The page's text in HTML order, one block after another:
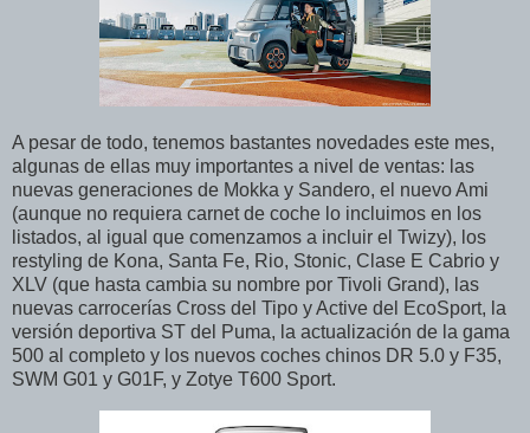
A pesar de todo, tenemos bastantes novedades este mes,
algunas de ellas muy importantes a nivel de ventas: las
nuevas generaciones de Mokka y Sandero, el nuevo Ami
(aunque no requiera carnet de coche lo incluimos en los
listados, al igual que comenzamos a incluir el Twizy), los
restyling de Kona, Santa Fe, Rio, Stonic, Clase E Cabrio y
XLV (que hasta cambia su nombre por Tivoli Grand), las
nuevas carrocerías Cross del Tipo y Active del EcoSport, la
versión deportiva ST del Puma, la actualización de la gama
500 al completo y los nuevos coches chinos DR 5.0 y F35,
SWM G01 y G01F, y Zotye T600 Sport.